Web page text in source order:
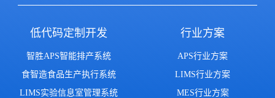
低代码定制开发
智胜APS智能排产系统
食智造食品生产执行系统
LIMS实验信息室管理系统
行业方案
APS行业方案
LIMS行业方案
MES行业方案